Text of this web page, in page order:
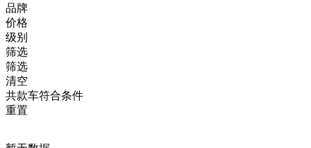
品牌
价格
级别
筛选
筛选
清空
共款车符合条件
重置